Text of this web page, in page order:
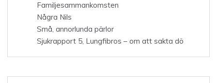
Familjesammankomsten
Några Nils
Små, annorlunda pärlor
Sjukrapport 5, Lungfibros – om att sakta dö